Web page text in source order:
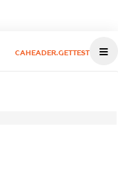
CAHEADER.GETTEST